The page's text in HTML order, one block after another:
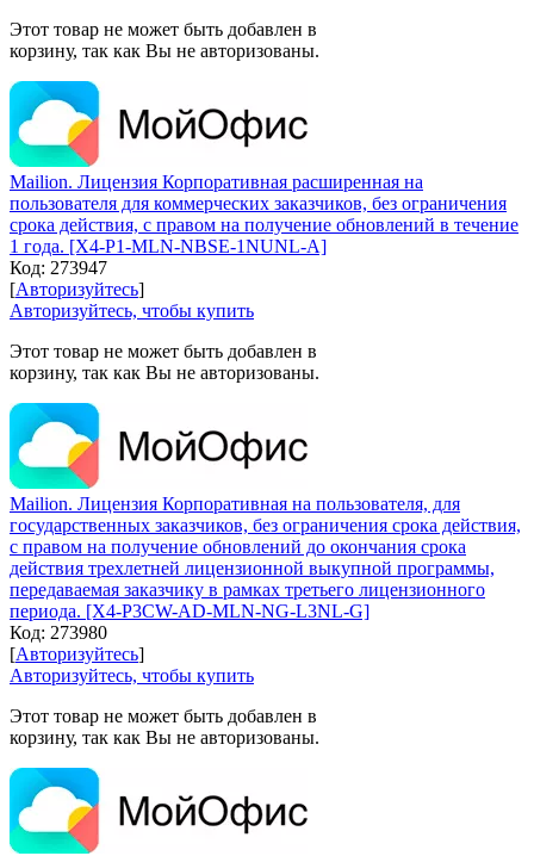
Этот товар не может быть добавлен в
корзину, так как Вы не авторизованы.
Mailion. Лицензия Корпоративная расширенная на
пользователя для коммерческих заказчиков, без ограничения
срока действия, с правом на получение обновлений в течение
1 года. [X4-P1-MLN-NBSE-1NUNL-A]
Код: 273947
[Авторизуйтесь]
Авторизуйтесь, чтобы купить
Этот товар не может быть добавлен в
корзину, так как Вы не авторизованы.
Mailion. Лицензия Корпоративная на пользователя, для
государственных заказчиков, без ограничения срока действия,
с правом на получение обновлений до окончания срока
действия трехлетней лицензионной выкупной программы,
передаваемая заказчику в рамках третьего лицензионного
периода. [X4-P3CW-AD-MLN-NG-L3NL-G]
Код: 273980
[Авторизуйтесь]
Авторизуйтесь, чтобы купить
Этот товар не может быть добавлен в
корзину, так как Вы не авторизованы.